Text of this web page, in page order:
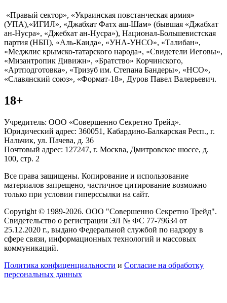
«Правый сектор», «Украинская повстанческая армия»
(УПА),«ИГИЛ», «Джабхат Фатх аш-Шам» (бывшая «Джабхат
ан-Нусра», «Джебхат ан-Нусра»), Национал-Большевистская
партия (НБП), «Аль-Каида», «УНА-УНСО», «Талибан»,
«Меджлис крымско-татарского народа», «Свидетели Иеговы»,
«Мизантропик Дивижн», «Братство» Корчинского,
«Артподготовка», «Тризуб им. Степана Бандеры», «НСО»,
«Славянский союз», «Формат-18», Дуров Павел Валерьевич.
18+
Учредитель: ООО «Совершенно Секретно Трейд».
Юридический адрес: 360051, Кабардино-Балкарская Респ., г.
Нальчик, ул. Пачева, д. 36
Почтовый адрес: 127247, г. Москва, Дмитровское шоссе, д.
100, стр. 2
Все права защищены. Копирование и использование
материалов запрещено, частичное цитирование возможно
только при условии гиперссылки на сайт.
Copyright © 1989-2026. ООО "Совершенно Секретно Трейд".
Свидетельство о регистрации ЭЛ № ФС 77-79634 от
25.12.2020 г., выдано Федеральной службой по надзору в
сфере связи, информационных технологий и массовых
коммуникаций.
Политика конфиценциальности и Согласие на обработку
персональных данных